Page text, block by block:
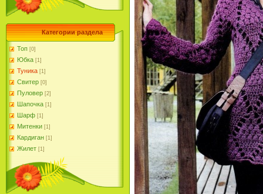
Категории раздела
Топ [0]
Юбка [1]
Туника [1]
Свитер [0]
Пуловер [2]
Шапочка [1]
Шарф [1]
Митенки [1]
Кардиган [1]
Жилет [1]